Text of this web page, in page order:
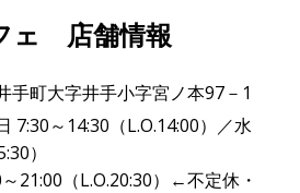
ェ 店舗情報
町大字井手小字宮ノ本97－1
～14:30（L.O.14:00）／水
）
21:00（L.O.20:30）←不定休・